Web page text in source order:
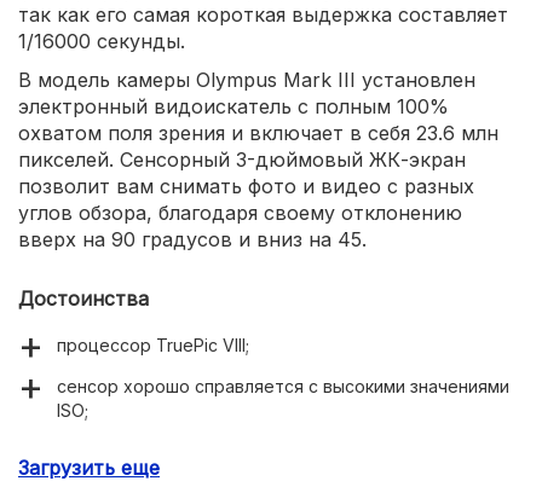
так как его самая короткая выдержка составляет
1/16000 секунды.
В модель камеры Olympus Mark III установлен
электронный видоискатель с полным 100%
охватом поля зрения и включает в себя 23.6 млн
пикселей. Сенсорный 3-дюймовый ЖК-экран
позволит вам снимать фото и видео с разных
углов обзора, благодаря своему отклонению
вверх на 90 градусов и вниз на 45.
Достоинства
процессор TruePic VIII;
сенсор хорошо справляется с высокими значениями
ISO;
Загрузить еще